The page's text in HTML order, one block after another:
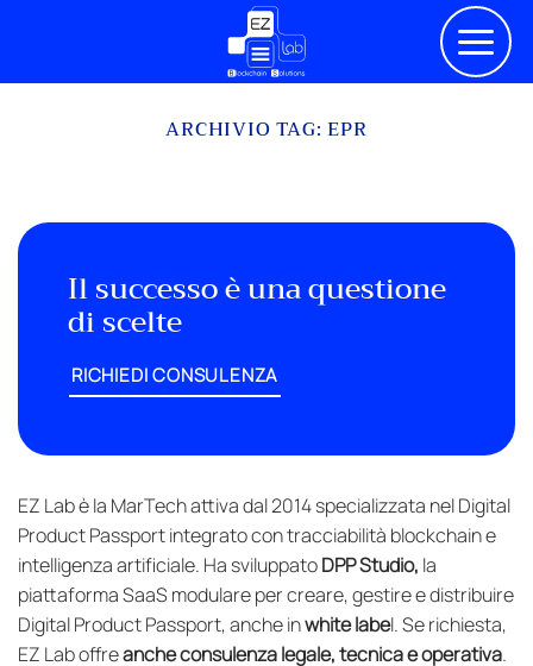
ARCHIVIO TAG:EPR
Il successo è una questione
di scelte
RICHIEDI CONSULENZA
EZ Lab è la MarTech attiva dal 2014 specializzata nel Digital
Product Passport integrato con tracciabilità blockchain e
intelligenza artificiale. Ha sviluppatoDPP Studio, la
piattaforma SaaS modulare per creare, gestire e distribuire
Digital Product Passport, anche inwhite label. Se richiesta,
EZ Lab offreanche consulenza legale, tecnica e operativa.